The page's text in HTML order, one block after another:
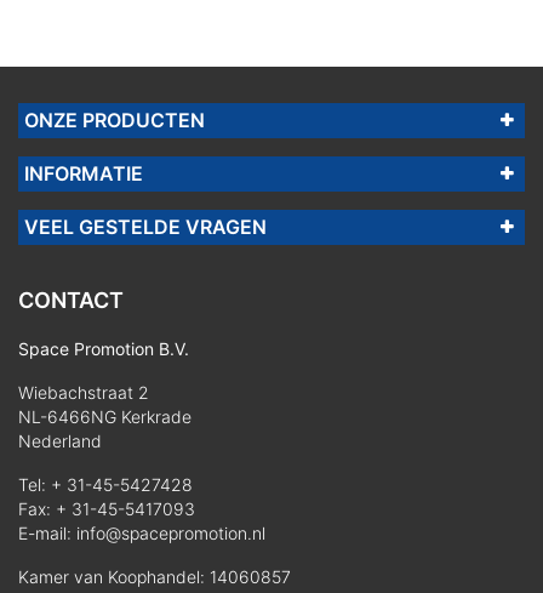
ONZE PRODUCTEN
INFORMATIE
VEEL GESTELDE VRAGEN
CONTACT
Space Promotion B.V.
Wiebachstraat 2
NL-6466NG Kerkrade
Nederland
Tel: + 31-45-5427428
Fax: + 31-45-5417093
E-mail: info@spacepromotion.nl
Kamer van Koophandel: 14060857